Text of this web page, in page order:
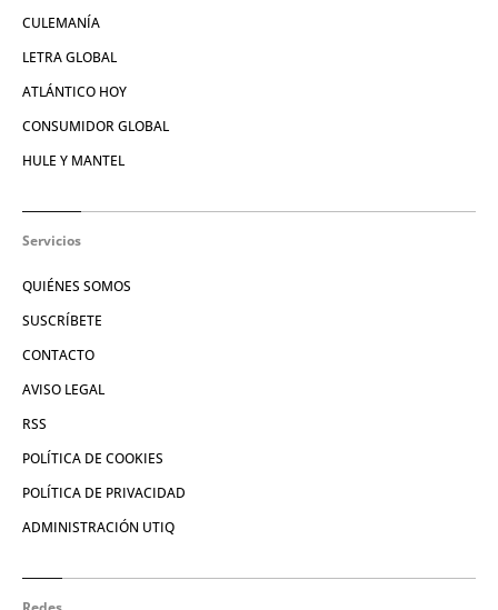
CULEMANÍA
LETRA GLOBAL
ATLÁNTICO HOY
CONSUMIDOR GLOBAL
HULE Y MANTEL
Servicios
QUIÉNES SOMOS
SUSCRÍBETE
CONTACTO
AVISO LEGAL
RSS
POLÍTICA DE COOKIES
POLÍTICA DE PRIVACIDAD
ADMINISTRACIÓN UTIQ